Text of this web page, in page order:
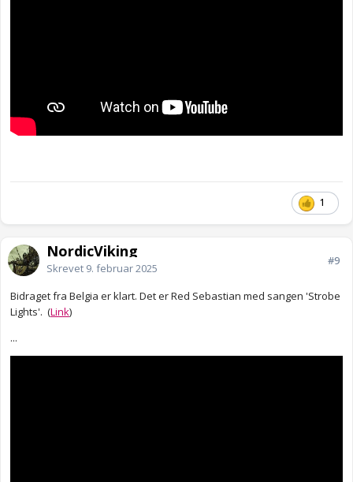
1
NordicViking
Skrevet 9. februar 2025
#9
Bidraget fra Belgia er klart. Det er Red Sebastian med sangen 'Strobe
Lights'. (Link)
...